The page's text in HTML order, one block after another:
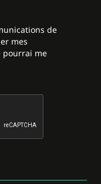
de
mes
pourrai me